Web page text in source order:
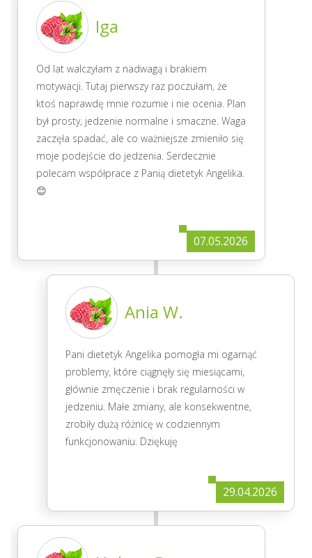
Iga
Od lat walczyłam z nadwagą i brakiem
motywacji. Tutaj pierwszy raz poczułam, że
ktoś naprawdę mnie rozumie i nie ocenia. Plan
był prosty, jedzenie normalne i smaczne. Waga
zaczęła spadać, ale co ważniejsze zmieniło się
moje podejście do jedzenia. Serdecznie
polecam współprace z Panią dietetyk Angelika.
😊
07.05.2026
Ania W.
Pani dietetyk Angelika pomogła mi ogarnąć
problemy, które ciągnęły się miesiącami,
głównie zmęczenie i brak regularności w
jedzeniu. Małe zmiany, ale konsekwentne,
zrobiły dużą różnicę w codziennym
funkcjonowaniu. Dziękuję
29.04.2026